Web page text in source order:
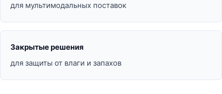
для мультимодальных поставок
Закрытые решения
для защиты от влаги и запахов